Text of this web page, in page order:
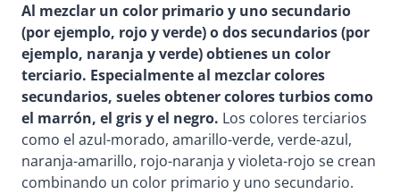
Al mezclar un color primario y uno secundario
(por ejemplo, rojo y verde) o dos secundarios (por
ejemplo, naranja y verde) obtienes un color
terciario. Especialmente al mezclar colores
secundarios, sueles obtener colores turbios como
el marrón, el gris y el negro. Los colores terciarios
como el azul-morado, amarillo-verde, verde-azul,
naranja-amarillo, rojo-naranja y violeta-rojo se crean
combinando un color primario y uno secundario.